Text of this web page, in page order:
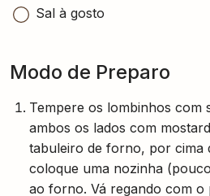
Sal à gosto
Modo de Preparo
Tempere os lombinhos com
ambos os lados com
tabuleiro de forno, por cima
coloque uma nozinha
ao forno. Vá regando com